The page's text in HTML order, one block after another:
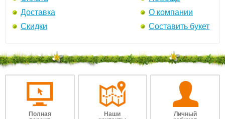
Доставка
Скидки
О компании
Составить букет
Полная
Наши
Личный